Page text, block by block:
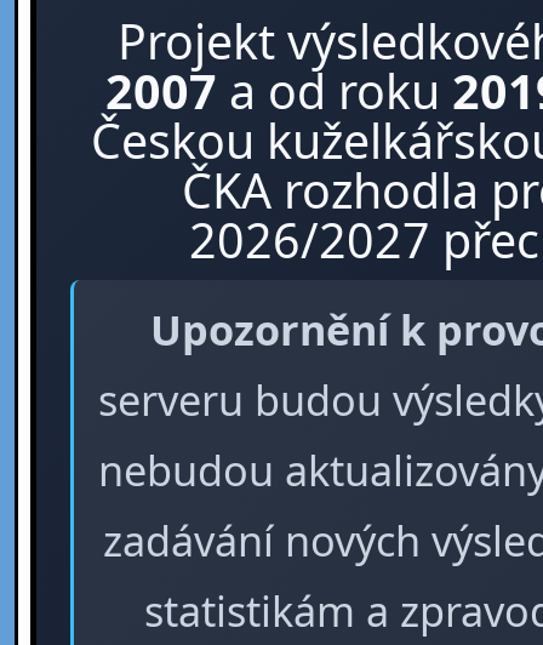
Projekt
2007 a od roku
Českou
ČKA rozhodla
2026/2027
Upozornění k
serveru budou
nebudou
zadávání nových
statistikám a